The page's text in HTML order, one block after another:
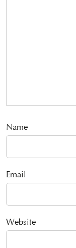
Name
Email
Website